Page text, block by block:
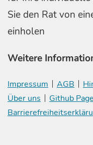
Sie den Rat von
einholen
Weitere
Impressum AGB
Über uns
Github Page